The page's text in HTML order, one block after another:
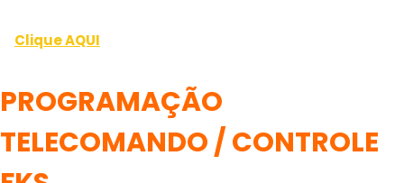
Clique AQUI
PROGRAMAÇÃO
TELECOMANDO / CONTROLE